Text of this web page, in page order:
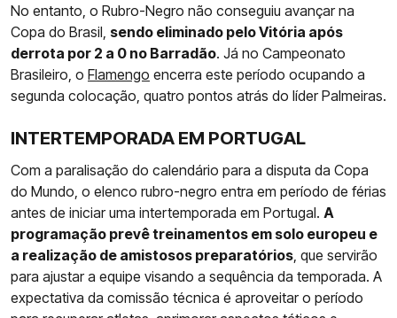
No entanto, o Rubro-Negro não conseguiu avançar na
Copa do Brasil, sendo eliminado pelo Vitória após
derrota por 2 a 0 no Barradão. Já no Campeonato
Brasileiro, o Flamengo encerra este período ocupando a
segunda colocação, quatro pontos atrás do líder Palmeiras.
INTERTEMPORADA EM PORTUGAL
Com a paralisação do calendário para a disputa da Copa
do Mundo, o elenco rubro-negro entra em período de férias
antes de iniciar uma intertemporada em Portugal. A
programação prevê treinamentos em solo europeu e
a realização de amistosos preparatórios , que servirão
para ajustar a equipe visando a sequência da temporada. A
expectativa da comissão técnica é aproveitar o período